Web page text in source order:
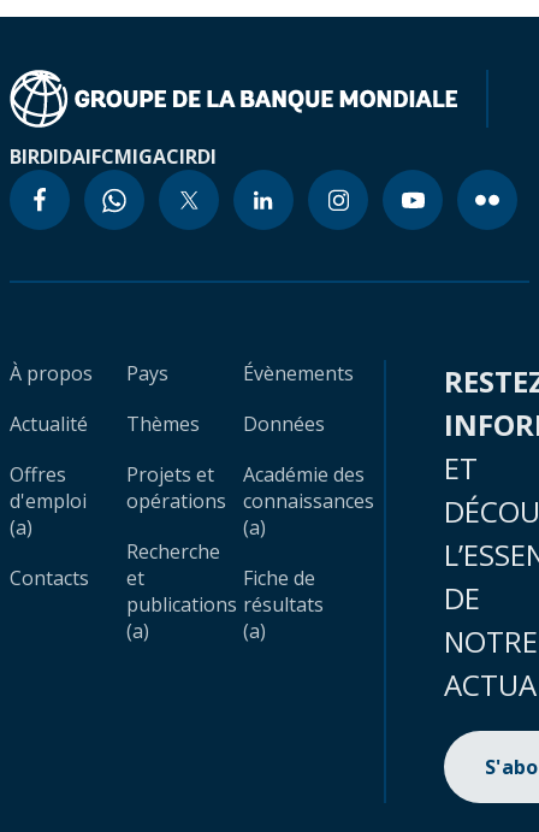
BIRDIDAIFCMIGACIRDI
À propos
Actualité
Offres
d'emploi
(a)
Contacts
Pays
Thèmes
Projets et
opérations
Recherche
et
publications
(a)
Évènements
Données
Académie des
connaissances
(a)
Fiche de
résultats
(a)
ET
DE
NOTRE